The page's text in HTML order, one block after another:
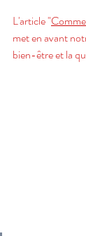
L'article "
met en avant
bien-être et la